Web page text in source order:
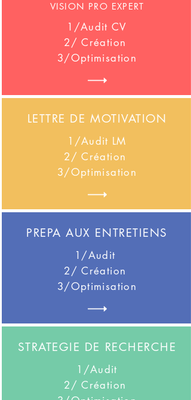
VISION PRO EXPERT
1/Audit CV
2/ Création
3/Optimisation
LETTRE DE MOTIVATION
1/Audit LM
2/ Création
3/Optimisation
PREPA AUX ENTRETIENS
1/Audit
2/ Création
3/Optimisation
STRATEGIE DE RECHERCHE
1/Audit
2/ Création